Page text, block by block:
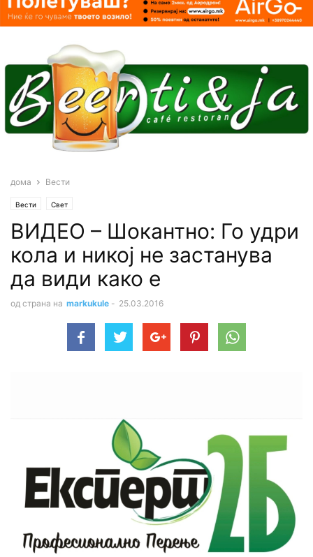
дома Вести
Вести Свет
ВИДЕО – Шокантно: Го удри
кола и никој не застанува
да види како е
од страна на markukule - 25.03.2016